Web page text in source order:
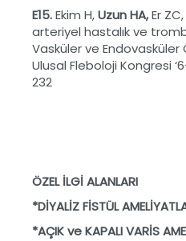
E15.Ekim H,Uzun HA,Er
arteriyel hastalık ve
Vasküler ve Endovasküler
Ulusal Fleboloji Kongresi
232
ÖZEL İLGİ ALANLARI
*DİYALİZ FİSTÜL
*AÇIK ve KAPALI VARİS